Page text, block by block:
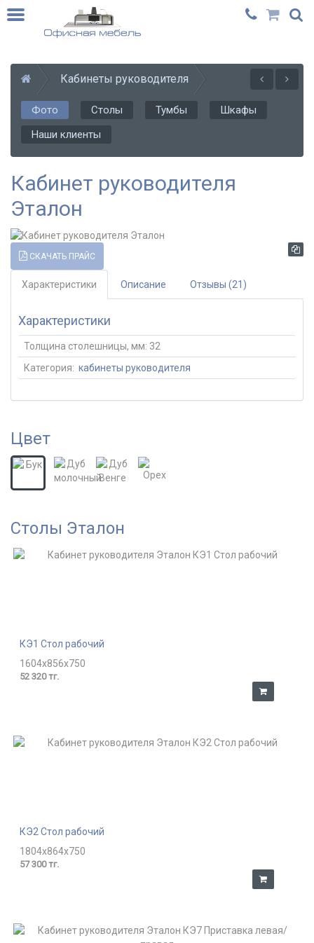
Кабинеты руководителя
Фото Столы Тумбы
Шкафы
Наши клиенты
Кабинет руководителя
Эталон
СКАЧАТЬ ПРАЙС
Характеристики Описание Отзывы (21)
Характеристики
Толщина столешницы, мм: 32
Категория: кабинеты руководителя
Цвет
Столы Эталон
КЭ1 Стол рабочий
1604x856x750
52 320 тг.
КЭ2 Стол рабочий
1804x864x750
57 300 тг.